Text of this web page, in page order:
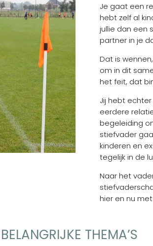
Je gaat een
hebt zelf al
jullie dan een
partner in je
Dat is
om in dit
het feit, dat
Jij hebt
eerdere
begeleiding
stiefvader
kinderen en
tegelijk in de
Naar het
hier en nu
BELANGRIJKE THEMA’S